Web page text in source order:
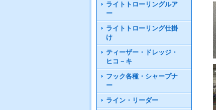
ライトトローリングルア
ー
ライトトローリング仕掛
け
ティーザー・ドレッジ・
ヒコ－キ
フック各種・シャープナ
ー
ライン・リーダー